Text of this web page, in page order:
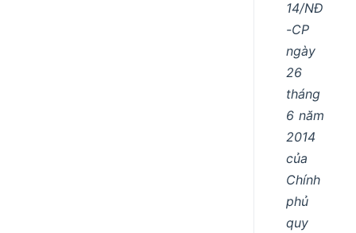
14/NĐ
-CP
ngày
26
tháng
6 năm
2014
của
Chính
phủ
quy